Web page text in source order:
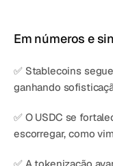
Em números e
✅ Stablecoins
ganhando
✅ O USDC se
escorregar, como